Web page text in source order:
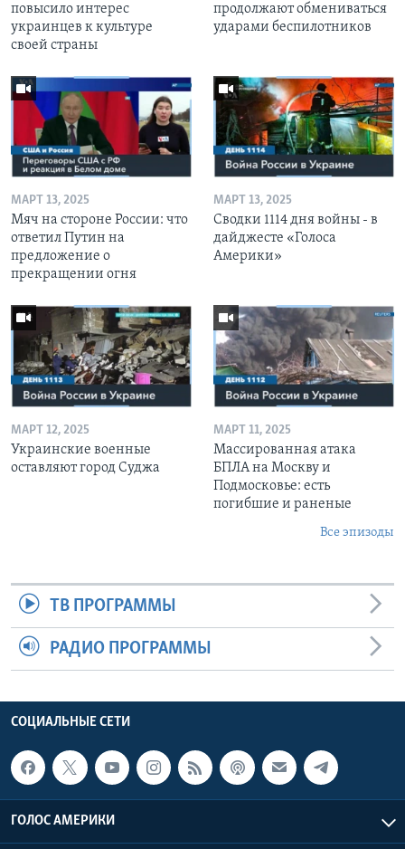
повысило интерес
украинцев к культуре
своей страны
продолжают обмениваться
ударами беспилотников
МАРТ 13, 2025
Мяч на стороне России: что
ответил Путин на
предложение о
прекращении огня
МАРТ 13, 2025
Сводки 1114 дня войны - в
дайджесте «Голоса
Америки»
МАРТ 12, 2025
Украинские военные
оставляют город Суджа
МАРТ 11, 2025
Массированная атака
БПЛА на Москву и
Подмосковье: есть
погибшие и раненые
Все эпизоды
ТВ ПРОГРАММЫ
РАДИО ПРОГРАММЫ
СОЦИАЛЬНЫЕ СЕТИ
ГОЛОС АМЕРИКИ